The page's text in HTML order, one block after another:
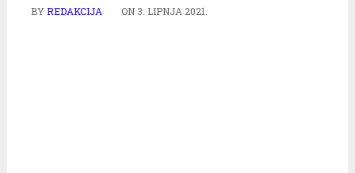
BYREDAKCIJA ON 3. LIPNJA 2021.